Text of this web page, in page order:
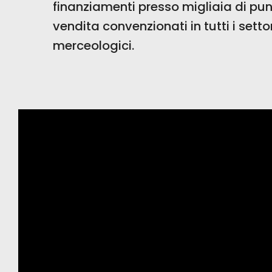
finanziamenti presso migliaia di
vendita convenzionati in tutti i
merceologici.